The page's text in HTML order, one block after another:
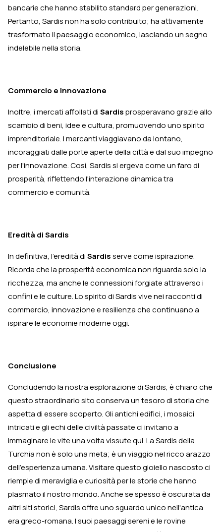
bancarie che hanno stabilito standard per generazioni.
Pertanto, Sardis non ha solo contribuito; ha attivamente
trasformato il paesaggio economico, lasciando un segno
indelebile nella storia.
Commercio e Innovazione
Inoltre, i mercati affollati diSardisprosperavano grazie allo
scambio di beni, idee e cultura, promuovendo uno spirito
imprenditoriale. I mercanti viaggiavano da lontano,
incoraggiati dalle porte aperte della città e dal suo impegno
per l'innovazione. Così, Sardis si ergeva come un faro di
prosperità, riflettendo l'interazione dinamica tra
commercio e comunità.
Eredità di Sardis
In definitiva, l'eredità diSardisserve come ispirazione.
Ricorda che la prosperità economica non riguarda solo la
ricchezza, ma anche le connessioni forgiate attraverso i
confini e le culture. Lo spirito di Sardis vive nei racconti di
commercio, innovazione e resilienza che continuano a
ispirare le economie moderne oggi.
Conclusione
Concludendo la nostra esplorazione di Sardis, è chiaro che
questo straordinario sito conserva un tesoro di storia che
aspetta di essere scoperto. Gli antichi edifici, i mosaici
intricati e gli echi delle civiltà passate ci invitano a
immaginare le vite una volta vissute qui. La Sardis della
Turchia non è solo una meta; è un viaggio nel ricco arazzo
dell'esperienza umana. Visitare questo gioiello nascosto ci
riempie di meraviglia e curiosità per le storie che hanno
plasmato il nostro mondo. Anche se spesso è oscurata da
altri siti storici, Sardis offre uno sguardo unico nell'antica
era greco-romana. I suoi paesaggi sereni e le rovine